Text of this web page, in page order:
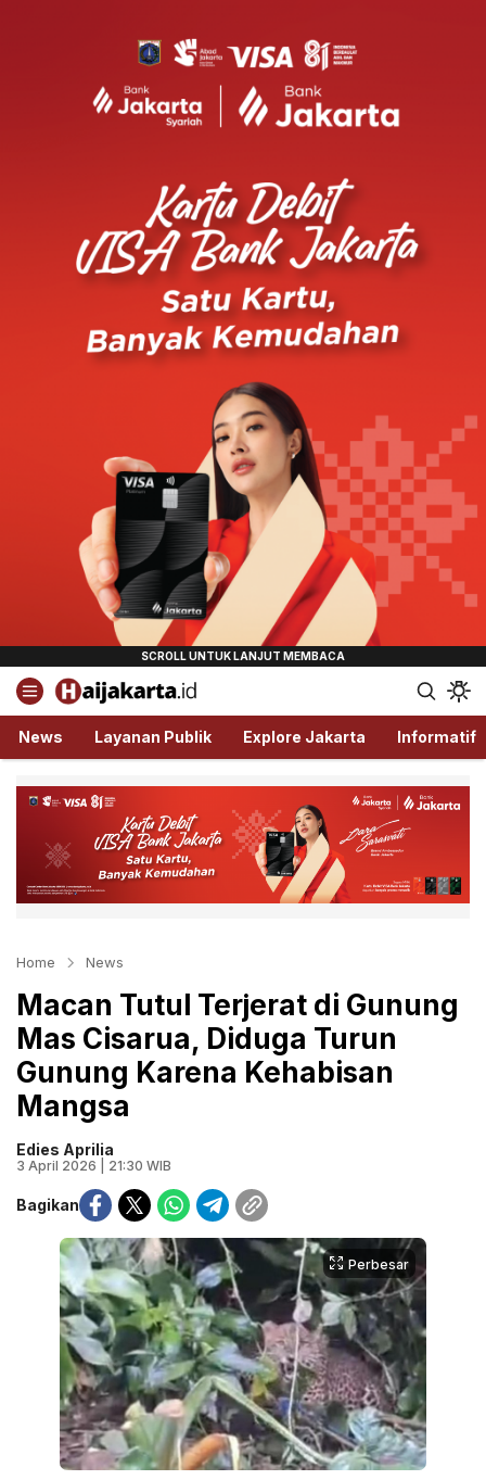
Haijakarta.id
Semua Tentang Jakarta Ada Disini!
News Layanan Publik Explore Jakarta Informatif
Home News
Macan Tutul Terjerat di Gunung
Mas Cisarua, Diduga Turun
Gunung Karena Kehabisan
Mangsa
Edies Aprilia
3 April 2026 | 21:30 WIB
Bagikan
Perbesar